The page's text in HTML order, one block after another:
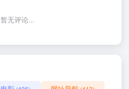
暂无评论...